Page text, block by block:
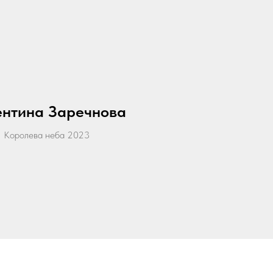
Заречнова
Королева неба 2023